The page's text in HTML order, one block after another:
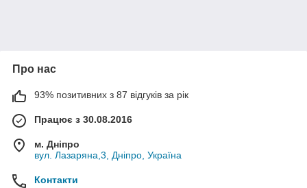
Про нас
93% позитивних з 87 відгуків за рік
Працює з 30.08.2016
м. Дніпро
вул. Лазаряна,3, Дніпро, Україна
Контакти